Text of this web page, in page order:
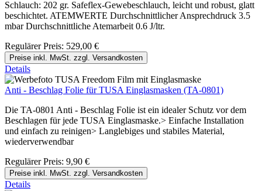
Schlauch: 202 gr. Safeflex-Gewebeschlauch, leicht und robust, glatt
beschichtet. ATEMWERTE Durchschnittlicher Ansprechdruck 3.5
mbar Durchschnittliche Atemarbeit 0.6 J/ltr.
Regulärer Preis: 529,00 €
Preise inkl. MwSt. zzgl. Versandkosten
Details
Anti - Beschlag Folie für TUSA Einglasmasken (TA-0801)
Die TA-0801 Anti - Beschlag Folie ist ein idealer Schutz vor dem
Beschlagen für jede TUSA Einglasmaske.> Einfache Installation
und einfach zu reinigen> Langlebiges und stabiles Material,
wiederverwendbar
Regulärer Preis: 9,90 €
Preise inkl. MwSt. zzgl. Versandkosten
Details